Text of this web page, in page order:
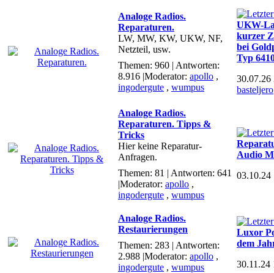
Analoge Radios.
Reparaturen.
LW, MW, KW, UKW, NF,
Netzteil, usw.
Themen: 960 | Antworten:
8.916 |Moderator: apollo ,
ingodergute , wumpus
UKW-
kurzer
bei
Typ
30.07.26
basteljero
Analoge Radios.
Reparaturen. Tipps &
Tricks
Hier keine Reparatur-
Anfragen.
Themen: 81 | Antworten: 641
|Moderator: apollo ,
ingodergute , wumpus
Audio
Analoge Radios.
Restaurierungen
Themen: 283 | Antworten:
2.988 |Moderator: apollo ,
ingodergute , wumpus
Luxor
dem